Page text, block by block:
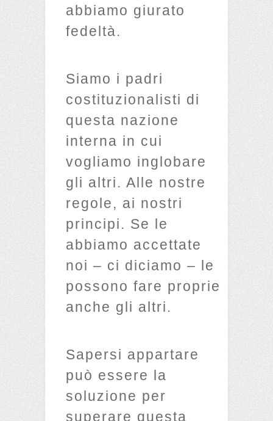
abbiamo giurato
fedeltà.
Siamo i padri
costituzionalisti di
questa nazione
interna in cui
vogliamo inglobare
gli altri. Alle nostre
regole, ai nostri
principi. Se le
abbiamo accettate
noi – ci diciamo – le
possono fare proprie
anche gli altri.
Sapersi appartare
può essere la
soluzione per
superare questa